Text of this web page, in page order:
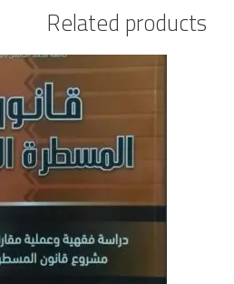
Related products